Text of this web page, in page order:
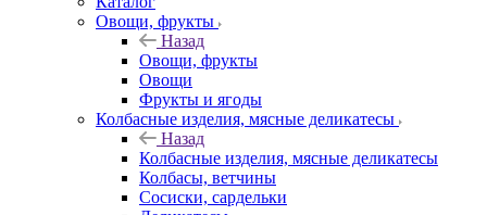
Овощи, фрукты
Назад
Овощи, фрукты
Овощи
Фрукты и ягоды
Колбасные изделия, мясные деликатесы
Назад
Колбасные изделия, мясные деликатесы
Колбасы, ветчины
Сосиски, сардельки